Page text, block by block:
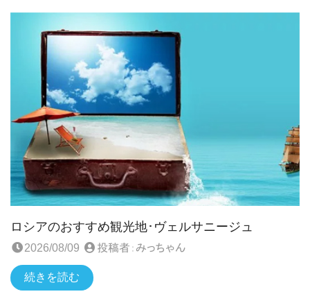
ロシアのおすすめ観光地･ヴェルサニージュ
2026/08/09 投稿者： みっちゃん
続きを読む